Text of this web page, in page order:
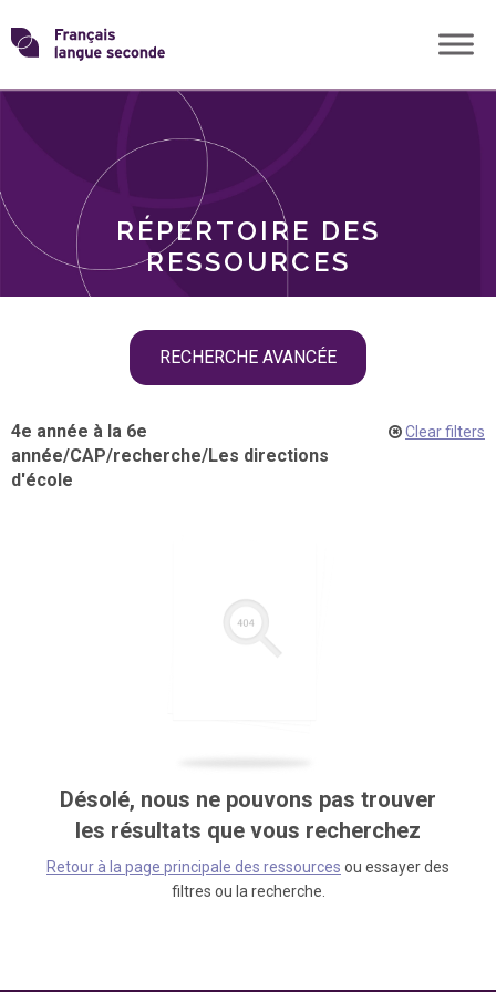
Skip
toTransformons
langue
RÉPERTOIRE DES
RESSOURCES
RECHERCHE AVANCÉE
THÈMES
4e année à la 6e
année/CAP/recherche/Les directions
d'école
Clear filters
Désolé, nous ne pouvons pas trouver
les résultats que vous recherchez
Retour à la page principale des ressources ou essayer des
filtres ou la recherche.